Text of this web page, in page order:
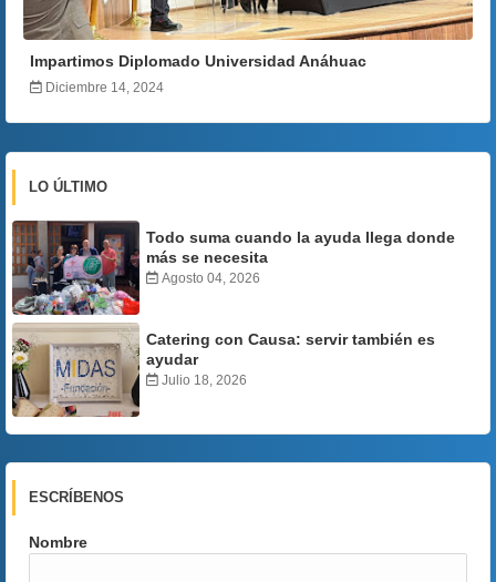
Impartimos Diplomado Universidad Anáhuac
Diciembre 14, 2024
LO ÚLTIMO
Todo suma cuando la ayuda llega donde
más se necesita
Agosto 04, 2026
Catering con Causa: servir también es
ayudar
Julio 18, 2026
ESCRÍBENOS
Nombre